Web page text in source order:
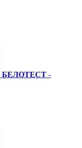
БЕЛОТЕСТ -